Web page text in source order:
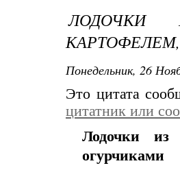
ЛОДОЧКИ
Понедельник, 26
Это цитата
цитатник или
Лодочки из
огурчиками